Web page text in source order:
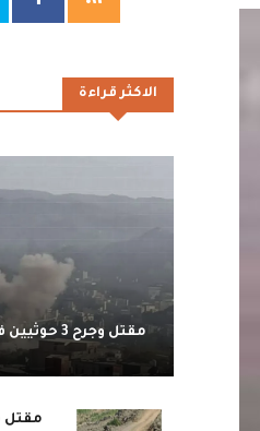
الاكثر قراءة
مقتل وجرح 3 حوثيين في اشتباكات غرب تعز
مقتل